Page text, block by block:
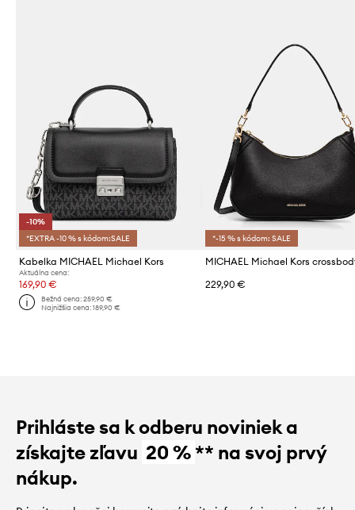
-10%
*EXTRA -10 % s kódom:SALE
Kabelka MICHAEL Michael Kors
Aktuálna cena:
169,90 €
Bežná cena:259,90 €
Najnižšia cena:189,90 €
*-15 % s kódom: SALE
229,90 €
Prihláste sa k odberu noviniek a
získajte zľavu 20 %** na svoj prvý
nákup.